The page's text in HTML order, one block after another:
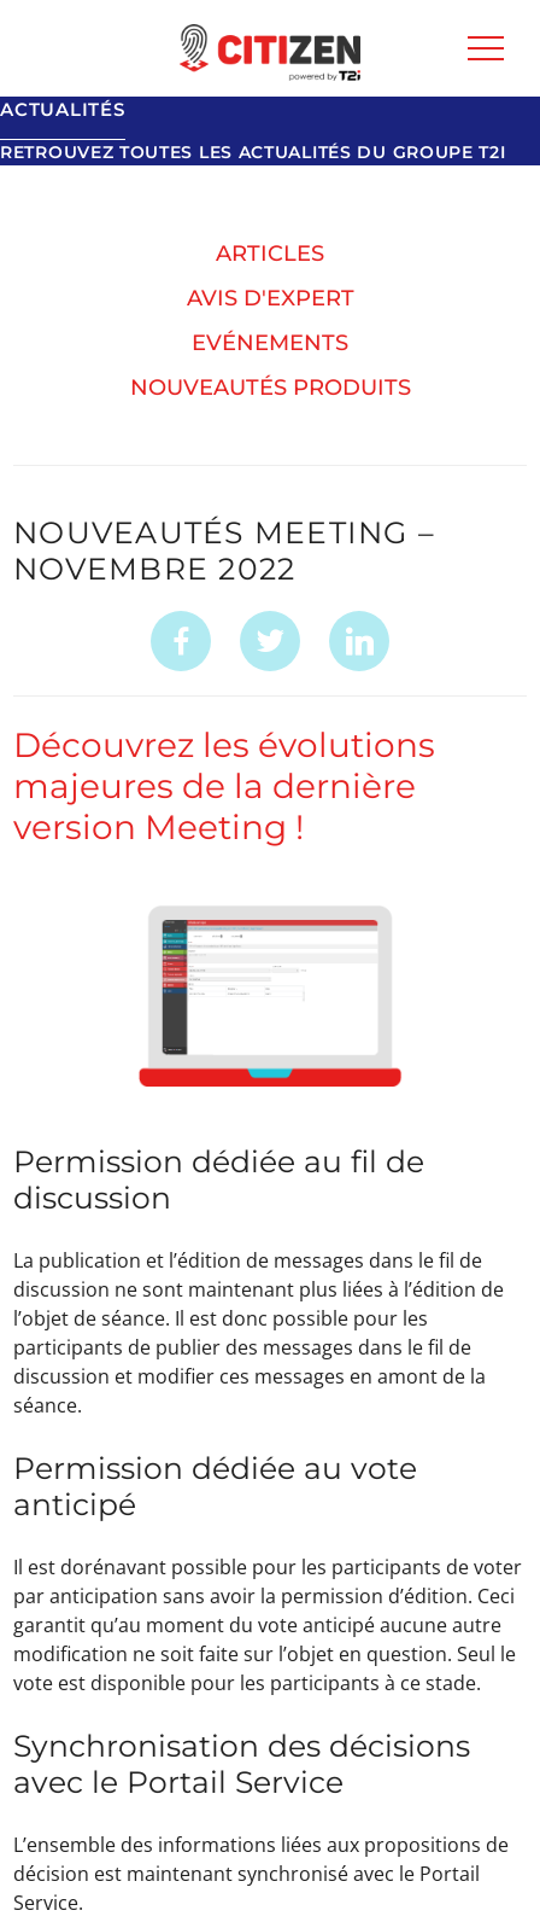
ACTUALITÉS
RETROUVEZ TOUTES LES ACTUALITÉS DU GROUPE T2I
ARTICLES
AVIS D'EXPERT
EVÉNEMENTS
NOUVEAUTÉS PRODUITS
NOUVEAUTÉS MEETING –
NOVEMBRE 2022
Découvrez les évolutions
majeures de la dernière
version Meeting !
Permission dédiée au fil de
discussion
La publication et l’édition de messages dans le fil de
discussion ne sont maintenant plus liées à l’édition de
l’objet de séance. Il est donc possible pour les
participants de publier des messages dans le fil de
discussion et modifier ces messages en amont de la
séance.
Permission dédiée au vote
anticipé
Il est dorénavant possible pour les participants de voter
par anticipation sans avoir la permission d’édition. Ceci
garantit qu’au moment du vote anticipé aucune autre
modification ne soit faite sur l’objet en question. Seul le
vote est disponible pour les participants à ce stade.
Synchronisation des décisions
avec le Portail Service
L’ensemble des informations liées aux propositions de
décision est maintenant synchronisé avec le Portail
Service.